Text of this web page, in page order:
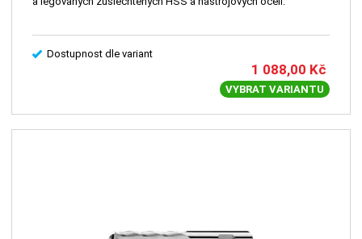
Dostupnost dle variant
1 088,00 Kč
VYBRAT VARIANTU